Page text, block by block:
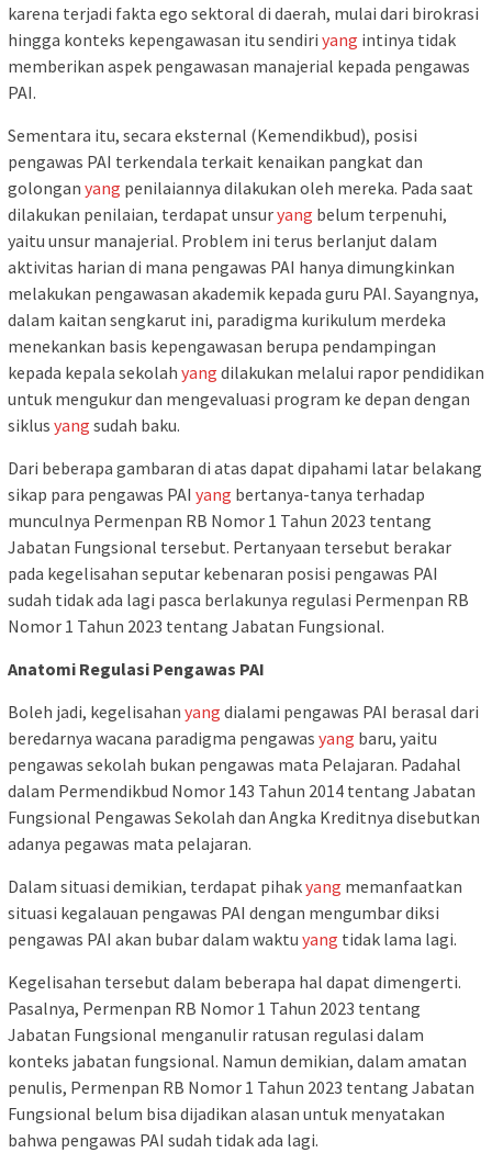
karena terjadi fakta ego sektoral di daerah, mulai dari birokrasi
hingga konteks kepengawasan itu sendiri yang intinya tidak
memberikan aspek pengawasan manajerial kepada pengawas
PAI.
Sementara itu, secara eksternal (Kemendikbud), posisi
pengawas PAI terkendala terkait kenaikan pangkat dan
golongan yang penilaiannya dilakukan oleh mereka. Pada saat
dilakukan penilaian, terdapat unsuryang belum terpenuhi,
yaitu unsur manajerial. Problem ini terus berlanjut dalam
aktivitas harian di mana pengawas PAI hanya dimungkinkan
melakukan pengawasan akademik kepada guru PAI. Sayangnya,
dalam kaitan sengkarut ini, paradigma kurikulum merdeka
menekankan basis kepengawasan berupa pendampingan
kepada kepala sekolah yang dilakukan melalui rapor pendidikan
untuk mengukur dan mengevaluasi program ke depan dengan
siklus yang sudah baku.
Dari beberapa gambaran di atas dapat dipahami latar belakang
sikap para pengawas PAI yang bertanya-tanya terhadap
munculnya Permenpan RB Nomor 1 Tahun 2023 tentang
Jabatan Fungsional tersebut. Pertanyaan tersebut berakar
pada kegelisahan seputar kebenaran posisi pengawas PAI
sudah tidak ada lagi pasca berlakunya regulasi Permenpan RB
Nomor 1 Tahun 2023 tentang Jabatan Fungsional.
Anatomi Regulasi Pengawas PAI
Boleh jadi, kegelisahan yang dialami pengawas PAI berasal dari
beredarnya wacana paradigma pengawas yang baru, yaitu
pengawas sekolah bukan pengawas mata Pelajaran. Padahal
dalam Permendikbud Nomor 143 Tahun 2014 tentang Jabatan
Fungsional Pengawas Sekolah dan Angka Kreditnya disebutkan
adanya pegawas mata pelajaran.
Dalam situasi demikian, terdapat pihakyang memanfaatkan
situasi kegalauan pengawas PAI dengan mengumbar diksi
pengawas PAI akan bubar dalam waktu yang tidak lama lagi.
Kegelisahan tersebut dalam beberapa hal dapat dimengerti.
Pasalnya, Permenpan RB Nomor 1 Tahun 2023 tentang
Jabatan Fungsional menganulir ratusan regulasi dalam
konteks jabatan fungsional. Namun demikian, dalam amatan
penulis, Permenpan RB Nomor 1 Tahun 2023 tentang Jabatan
Fungsional belum bisa dijadikan alasan untuk menyatakan
bahwa pengawas PAI sudah tidak ada lagi.